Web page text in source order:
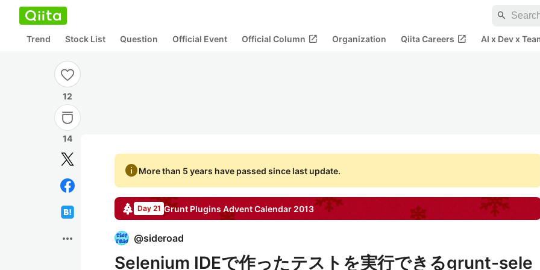
search
Trend Stock List Question Official Event Official Column open_in_new Organization Qiita Careers open_in_new AI x Dev x
12
14
more_horiz
infoMore than 5 years have passed since last update.
Day 21 Grunt Plugins Advent Calendar 2013
@sideroad
Selenium IDEで作ったテストを実行できるgrunt-sele